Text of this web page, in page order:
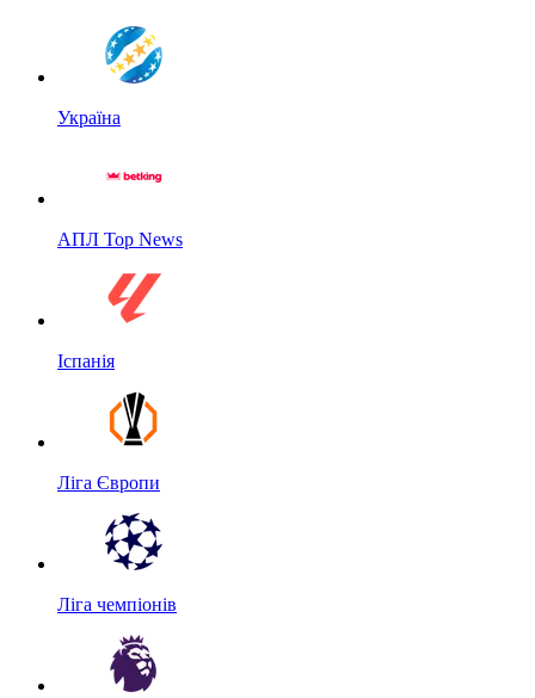
Україна
АПЛ Top News
Іспанія
Ліга Європи
Ліга чемпіонів